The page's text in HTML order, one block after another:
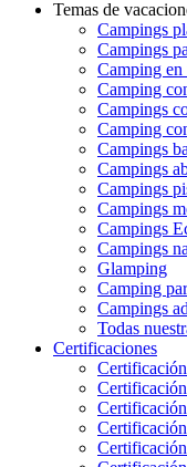
Temas de
Campings
Campings
Camping
Camping
Campings
Camping
Campings
Campings
Campings
Campings
Campings
Campings
Glamping
Camping
Campings
Todas
Certificaciones